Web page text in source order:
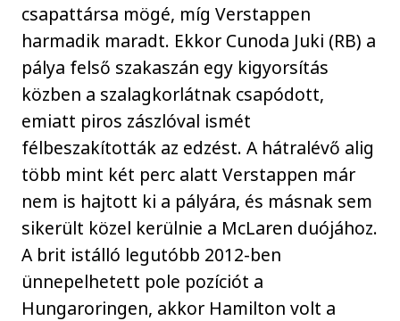
csapattársa mögé, míg Verstappen
harmadik maradt. Ekkor Cunoda Juki (RB) a
pálya felső szakaszán egy kigyorsítás
közben a szalagkorlátnak csapódott,
emiatt piros zászlóval ismét
félbeszakították az edzést. A hátralévő alig
több mint két perc alatt Verstappen már
nem is hajtott ki a pályára, és másnak sem
sikerült közel kerülnie a McLaren duójához.
A brit istálló legutóbb 2012-ben
ünnepelhetett pole pozíciót a
Hungaroringen, akkor Hamilton volt a